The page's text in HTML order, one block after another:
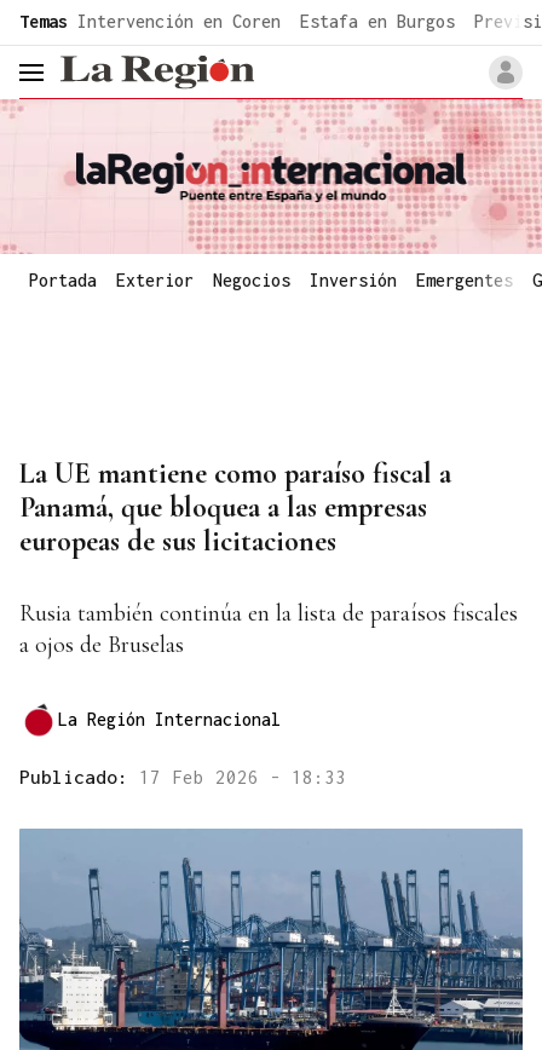
common.go-to-content
Temas Intervención en Coren Estafa en Burgos
header.menu.open
Portada Exterior Negocios Inversión Emergentes
La UE mantiene como paraíso fiscal a
Panamá, que bloquea a las empresas
europeas de sus licitaciones
Rusia también continúa en la lista de paraísos fiscales
a ojos de Bruselas
La Región Internacional
Publicado: 17 Feb 2026 - 18:33